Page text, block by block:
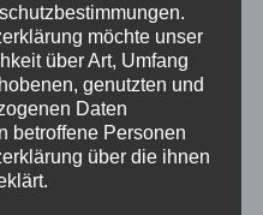
möchte unser
über Art, Umfang
genutzten und
Daten
betroffene Personen
über die ihnen